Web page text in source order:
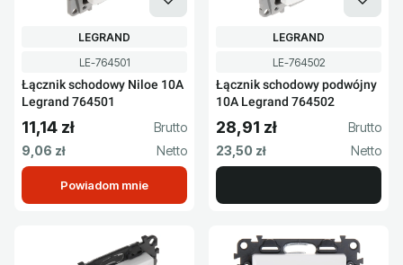
Kod produktu
LE-764501
Łącznik schodowy Niloe 10A
Legrand 764501
PRODUCENT
LEGRAND
Cena brutto
11,14 zł
Cena netto
9,06 zł
Powiadom mnie
Kod produktu
LE-764502
Łącznik schodowy podwójny
10A Legrand 764502
PRODUCENT
LEGRAND
Cena brutto
28,91 zł
Cena netto
23,50 zł